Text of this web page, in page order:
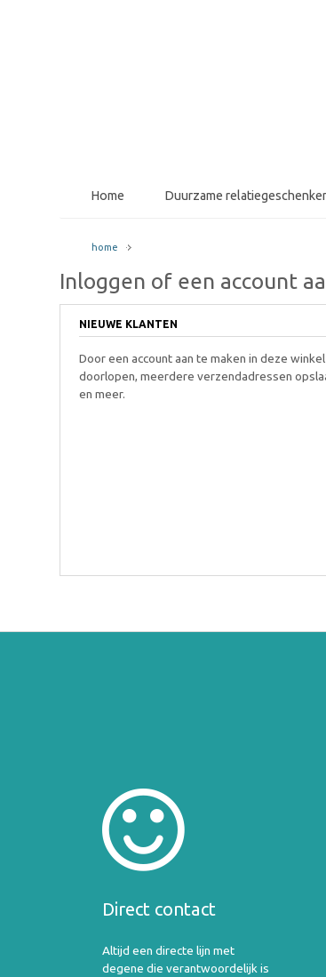
Home Duurzame
home
Inloggen of een account
NIEUWE KLANTEN
Door een account aan te maken in deze
doorlopen, meerdere verzendadressen
en meer.
Direct contact
Altijd een directe lijn met
degene die verantwoordelijk is